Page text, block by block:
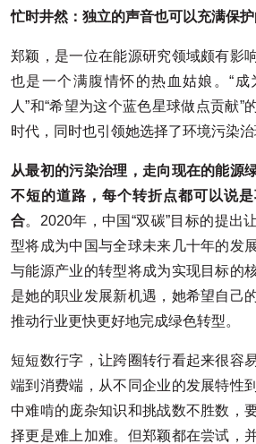
忙时井然：独立的声音也可以充满保
郑颖，是一位在能源研究领域颇有影
也是一个满腹情怀的热血姑娘。“
人”和“希望为这个蓝色星球做点贡献”
时代，同时也引领她选择了环境污染治
从最初的污染治理，走向现在的能源
不短的道路 ，每个转折点都可以说
合。2020年，中国“双碳”目标的提出
型将成为中国与全球未来几十年的发
与能源产业的转型将成为实现目标的
是她的职业发展新机遇，她希望自己
推动行业更快更好地完成绿色转型。
短短数行字，让跨圈转行看起来很容
端到消费端，从不同企业的发展特性
中难啃的庞杂知识和挑战数不胜数，
择更是难上加难。但郑颖都在尝试，